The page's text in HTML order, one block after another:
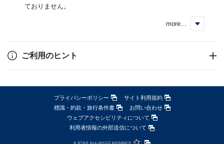
ておりません。
more...
ご利用のヒント
プライバシーポリシー
サイト利用規約
標識・約款・旅行条件書
お問い合わせ
ウェブアクセシビリティについて
利用者情報の外部送信について